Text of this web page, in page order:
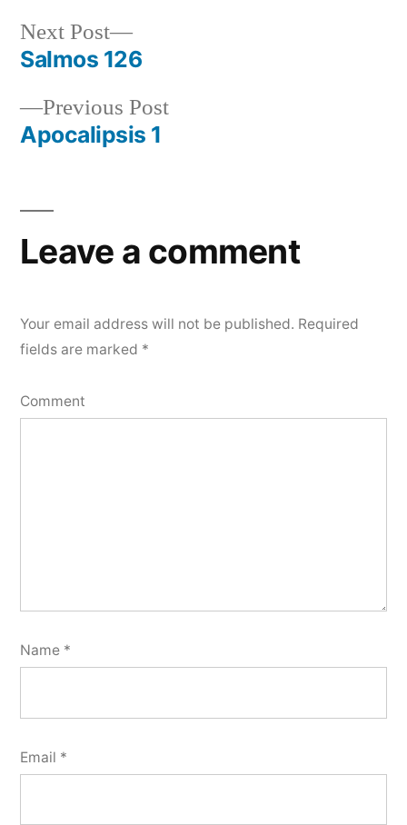
Post
navigation
Previous PostPrevious
Apocalipsis 1
Next Post
Next
post:
Salmos 126
Leave a comment
Your email address will not be published. Required
fields are marked *
Comment
Name *
Email *